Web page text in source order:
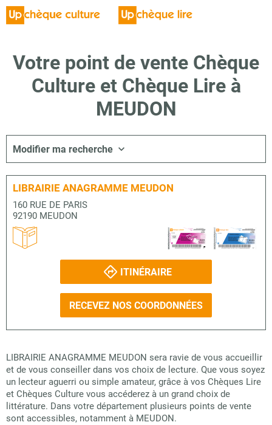
Votre point de vente Chèque
Culture et Chèque Lire à
MEUDON
Modifier ma recherche
LIBRAIRIE ANAGRAMME MEUDON
160 RUE DE PARIS
92190 MEUDON
ITINÉRAIRE
RECEVEZ NOS COORDONNÉES
LIBRAIRIE ANAGRAMME MEUDON sera ravie de vous accueillir
et de vous conseiller dans vos choix de lecture. Que vous soyez
un lecteur aguerri ou simple amateur, grâce à vos Chèques Lire
et Chèques Culture vous accéderez à un grand choix de
littérature. Dans votre département plusieurs points de vente
sont accessibles, notamment à MEUDON.